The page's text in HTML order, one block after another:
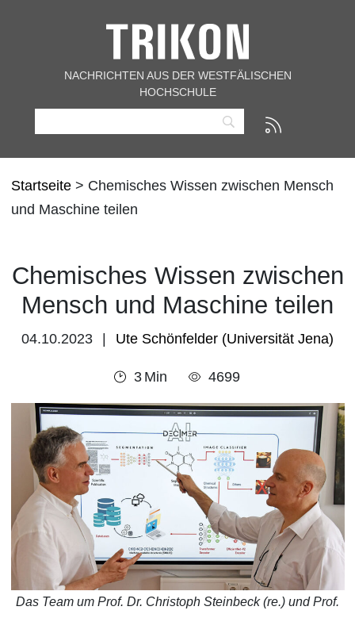
NACHRICHTEN AUS DER WESTFÄLISCHEN
HOCHSCHULE
Startseite > Chemisches Wissen zwischen Mensch
und Maschine teilen
Chemisches Wissen zwischen
Mensch und Maschine teilen
04.10.2023 Ute Schönfelder (Universität Jena)
3 Min 4699
Das Team um Prof. Dr. Christoph Steinbeck (re.) und Prof.